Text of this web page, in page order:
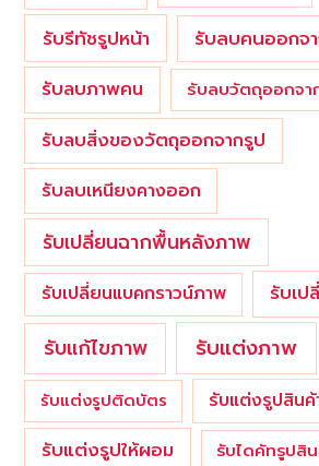
รับรีทัชรูปหน้า
รับลบคนออกจ
รับลบภาพคน
รับลบวัตถุออกจา
รับลบสิ่งของวัตถุออกจากรูป
รับลบเหนียงคางออก
รับเปลี่ยนฉากพื้นหลังภาพ
รับเปลี่ยนแบคกราวน์ภาพ รับเป
รับแก้ไขภาพ รับแต่งภาพ
รับแต่งรูปติดบัตร รับแต่งรูปสินค้
รับแต่งรูปให้ผอม รับไดคัทรูปสิ